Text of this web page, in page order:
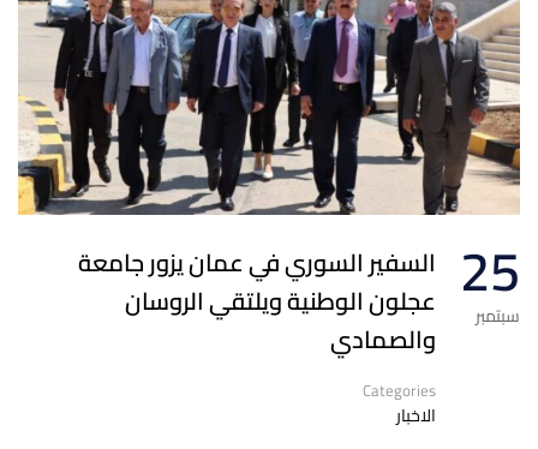
25
سبتمبر
السفير السوري في عمان يزور جامعة
عجلون الوطنية ويلتقي الروسان
والصمادي
Categories
الاخبار